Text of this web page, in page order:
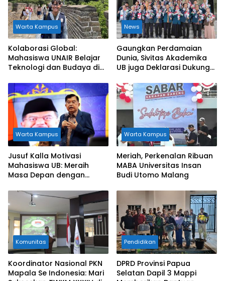
Warta Kampus
​Kolaborasi Global:
Mahasiswa UNAIR Belajar
Teknologi dan Budaya di
University
News
Gaungkan Perdamaian
Dunia, Sivitas Akademika
UB juga Deklarasi Dukung
Warta Kampus
Jusuf Kalla Motivasi
Mahasiswa UB: Meraih
Masa Depan dengan
Warta Kampus
Meriah, Perkenalan Ribuan
MABA Universitas Insan
Budi Utomo Malang
Komunitas
Koordinator Nasional PKN
Mapala Se Indonesia: Mari
Pendidikan
DPRD Provinsi Papua
Selatan Dapil 3 Mappi